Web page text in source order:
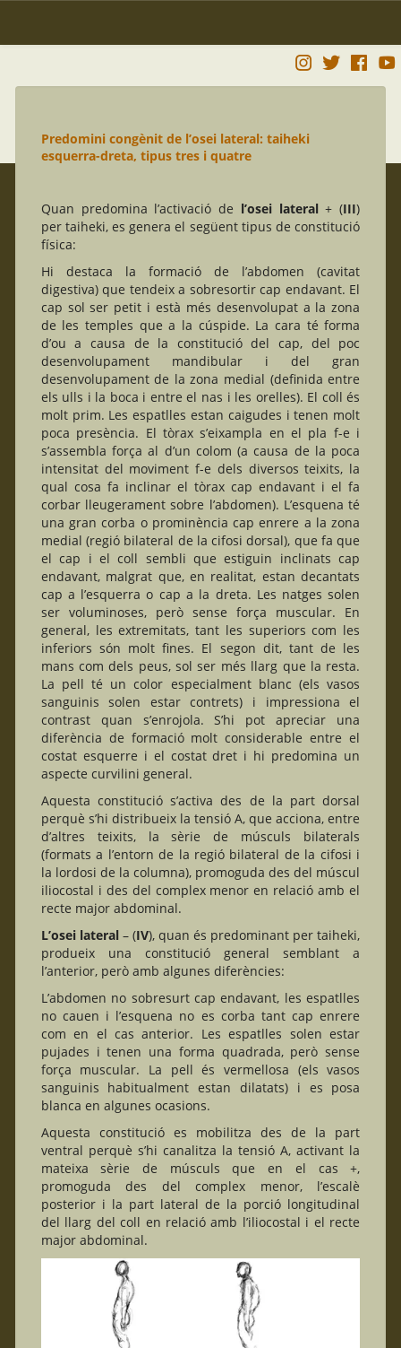
Predomini congènit de l’osei lateral: taiheki
esquerra-dreta, tipus tres i quatre
Quan predomina l’activació de l’osei lateral+ (III)
per taiheki, es genera el següent tipus de constitució
física:
Hi destaca la formació de l’abdomen (cavitat
digestiva) que tendeix a sobresortir cap endavant. El
cap sol ser petit i està més desenvolupat a la zona
de les temples que a la cúspide. La cara té forma
d’ou a causa de la constitució del cap, del poc
desenvolupament mandibular i del gran
desenvolupament de la zona medial (definida entre
els ulls i la boca i entre el nas i les orelles). El coll és
molt prim. Les espatlles estan caigudes i tenen molt
poca presència. El tòrax s’eixampla en el pla f-e i
s’assembla força al d’un colom (a causa de la poca
intensitat del moviment f-e dels diversos teixits, la
qual cosa fa inclinar el tòrax cap endavant i el fa
corbar lleugerament sobre l’abdomen). L’esquena té
una gran corba o prominència cap enrere a la zona
medial (regió bilateral de la cifosi dorsal), que fa que
el cap i el coll sembli que estiguin inclinats cap
endavant, malgrat que, en realitat, estan decantats
cap a l’esquerra o cap a la dreta. Les natges solen
ser voluminoses, però sense força muscular. En
general, les extremitats, tant les superiors com les
inferiors són molt fines. El segon dit, tant de les
mans com dels peus, sol ser més llarg que la resta.
La pell té un color especialment blanc (els vasos
sanguinis solen estar contrets) i impressiona el
contrast quan s’enrojola. S’hi pot apreciar una
diferència de formació molt considerable entre el
costat esquerre i el costat dret i hi predomina un
aspecte curvilini general.
Aquesta constitució s’activa des de la part dorsal
perquè s’hi distribueix la tensió A, que acciona, entre
d’altres teixits, la sèrie de músculs bilaterals
(formats a l’entorn de la regió bilateral de la cifosi i
la lordosi de la columna), promoguda des del múscul
iliocostal i des del complex menor en relació amb el
recte major abdominal.
L’osei lateral– (IV), quan és predominant per taiheki,
produeix una constitució general semblant a
l’anterior, però amb algunes diferències:
L’abdomen no sobresurt cap endavant, les espatlles
no cauen i l’esquena no es corba tant cap enrere
com en el cas anterior. Les espatlles solen estar
pujades i tenen una forma quadrada, però sense
força muscular. La pell és vermellosa (els vasos
sanguinis habitualment estan dilatats) i es posa
blanca en algunes ocasions.
Aquesta constitució es mobilitza des de la part
ventral perquè s’hi canalitza la tensió A, activant la
mateixa sèrie de músculs que en el cas +,
promoguda des del complex menor, l’escalè
posterior i la part lateral de la porció longitudinal
del llarg del coll en relació amb l’iliocostal i el recte
major abdominal.